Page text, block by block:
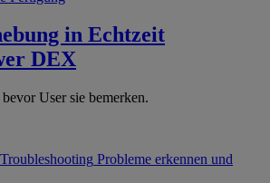
in Echtzeit
DEX
User sie bemerken.
Probleme erkennen und